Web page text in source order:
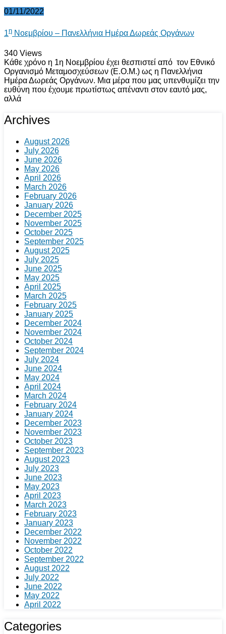
01/11/2022
1η Νοεμβρίου – Πανελλήνια Ημέρα Δωρεάς Οργάνων
340 Views
Κάθε χρόνο η 1η Νοεμβρίου έχει θεσπιστεί από τον Εθνικό
Οργανισμό Μεταμοσχεύσεων (Ε.Ο.Μ.) ως η Πανελλήνια
Ημέρα Δωρεάς Οργάνων. Μια μέρα που μας υπενθυμίζει την
ευθύνη που έχουμε πρωτίστως απέναντι στον εαυτό μας,
αλλά
Archives
August 2026
July 2026
June 2026
May 2026
April 2026
March 2026
February 2026
January 2026
December 2025
November 2025
October 2025
September 2025
August 2025
July 2025
June 2025
May 2025
April 2025
March 2025
February 2025
January 2025
December 2024
November 2024
October 2024
September 2024
July 2024
June 2024
May 2024
April 2024
March 2024
February 2024
January 2024
December 2023
November 2023
October 2023
September 2023
August 2023
July 2023
June 2023
May 2023
April 2023
March 2023
February 2023
January 2023
December 2022
November 2022
October 2022
September 2022
August 2022
July 2022
June 2022
May 2022
April 2022
Categories